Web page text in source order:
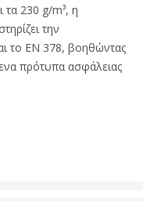
τα 230 g/m³, η
την
το EN 378, βοηθώντας
πρότυπα ασφάλειας